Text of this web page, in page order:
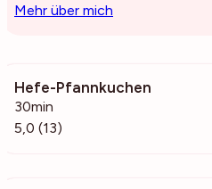
Mehr über mich
Hefe-Pfannkuchen
30min
5,0 (13)